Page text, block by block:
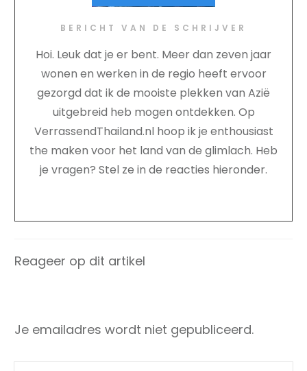
BERICHT VAN DE SCHRIJVER
Hoi. Leuk dat je er bent. Meer dan zeven jaar
wonen en werken in de regio heeft ervoor
gezorgd dat ik de mooiste plekken van Azië
uitgebreid heb mogen ontdekken. Op
VerrassendThailand.nl hoop ik je enthousiast
the maken voor het land van de glimlach. Heb
je vragen? Stel ze in de reacties hieronder.
Reageer op dit artikel
Je emailadres wordt niet gepubliceerd.